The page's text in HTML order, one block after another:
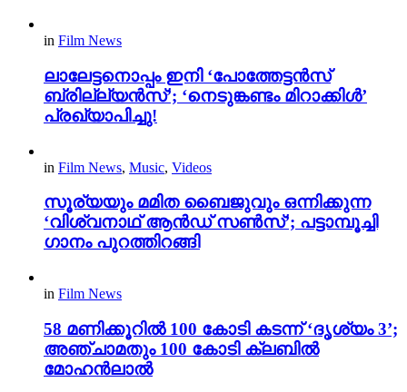
in Film News
ലാലേട്ടനൊപ്പം ഇനി ‘പോത്തേട്ടൻസ്
ബ്രില്ല്യൻസ്’; ‘നെടുങ്കണ്ടം മിറാക്കിൾ’
പ്രഖ്യാപിച്ചു!
in Film News, Music, Videos
സൂര്യയും മമിത ബൈജുവും ഒന്നിക്കുന്ന
‘വിശ്വനാഥ് ആൻഡ് സൺസ്’; പട്ടാമ്പൂച്ചി
ഗാനം പുറത്തിറങ്ങി
in Film News
58 മണിക്കൂറിൽ 100 കോടി കടന്ന് ‘ദൃശ്യം 3’;
അഞ്ചാമതും 100 കോടി ക്ലബിൽ
മോഹൻലാൽ